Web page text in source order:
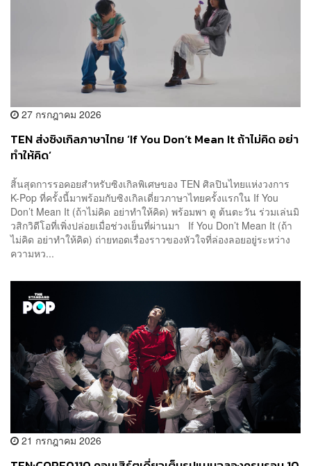
27 กรกฎาคม 2026
TEN ส่งซิงเกิลภาษาไทย ‘If You Don’t Mean It ถ้าไม่คิด อย่า
ทำให้คิด’
สิ้นสุดการรอคอยสำหรับซิงเกิลพิเศษของ TEN ศิลปินไทยแห่งวงการ
K-Pop ที่ครั้งนี้มาพร้อมกับซิงเกิลเดี่ยวภาษาไทยครั้งแรกใน If You
Don’t Mean It (ถ้าไม่คิด อย่าทำให้คิด) พร้อมพา ตู ต้นตะวัน ร่วมเล่นมิ
วสิกวิดีโอที่เพิ่งปล่อยเมื่อช่วงเย็นที่ผ่านมา If You Don’t Mean It (ถ้า
ไม่คิด อย่าทำให้คิด) ถ่ายทอดเรื่องราวของหัวใจที่ล่องลอยอยู่ระหว่าง
ความหว...
21 กรกฎาคม 2026